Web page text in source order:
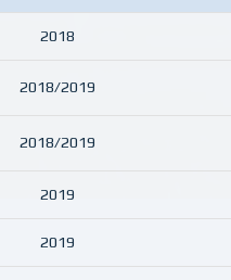
2018
2018/2019
2018/2019
2019
2019